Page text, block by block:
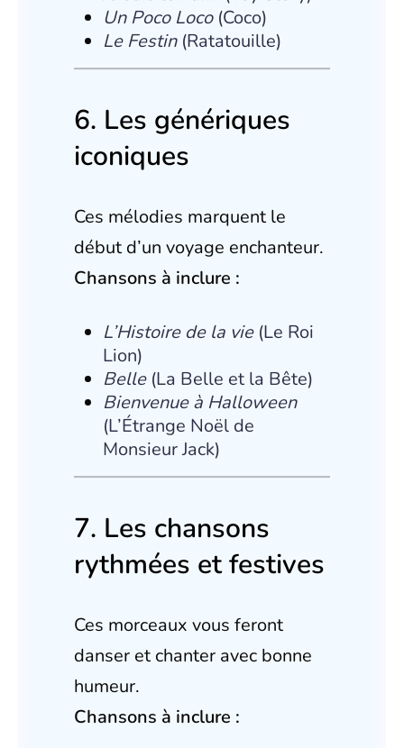
Un Poco Loco(Coco)
Le Festin(Ratatouille)
6. Les génériques
iconiques
Ces mélodies marquent le
début d’un voyage enchanteur.
Chansons à inclure :
L’Histoire de la vie(Le Roi
Lion)
Belle(La Belle et la Bête)
Bienvenue à Halloween
(L’Étrange Noël de
Monsieur Jack)
7. Les chansons
rythmées et festives
Ces morceaux vous feront
danser et chanter avec bonne
humeur.
Chansons à inclure :